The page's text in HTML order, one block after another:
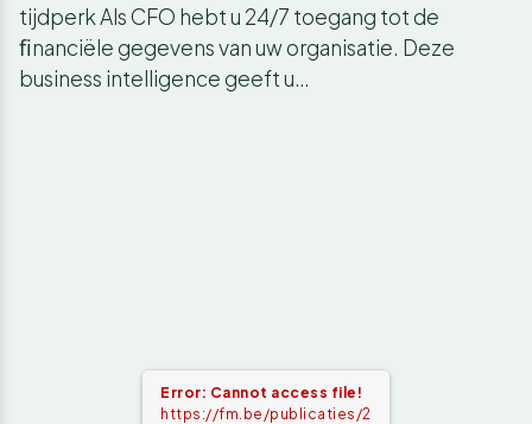
tijdperk Als CFO hebt u 24/7 toegang tot de
ﬁnanciële gegevens van uw organisatie. Deze
business intelligence geeft u…
Error: Cannot access file!
https://fm.be/publicaties/2